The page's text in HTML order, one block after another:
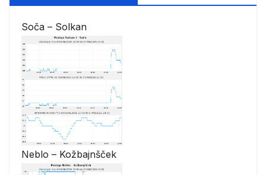
Soča – Solkan
Neblo – Kožbajnšček